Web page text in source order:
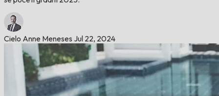
Cielo Anne Meneses Jul 22, 2024